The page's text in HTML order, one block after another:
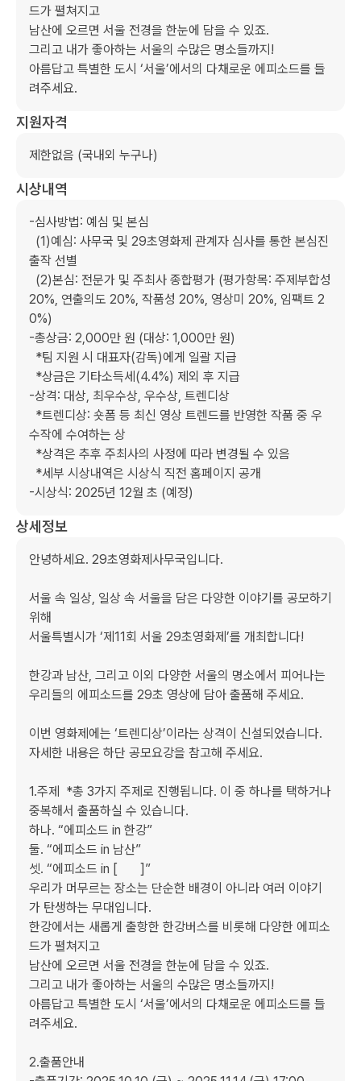
드가 펼쳐지고
남산에 오르면 서울 전경을 한눈에 담을 수 있죠.
그리고 내가 좋아하는 서울의 수많은 명소들까지!
아름답고 특별한 도시 ‘서울’에서의 다채로운 에피소드를 들
려주세요.
지원자격
제한없음 (국내외 누구나)
시상내역
-심사방법: 예심 및 본심
출작 선별
20%, 연출의도 20%, 작품성 20%, 영상미 20%, 임팩트 2
0%)
-총상금: 2,000만 원 (대상: 1,000만 원)
-상격: 대상, 최우수상, 우수상, 트렌디상
수작에 수여하는 상
-시상식: 2025년 12월 초 (예정)
상세정보
안녕하세요. 29초영화제사무국입니다.
서울 속 일상, 일상 속 서울을 담은 다양한 이야기를 공모하기
위해
서울특별시가 ‘제11회 서울 29초영화제’를 개최합니다!
한강과 남산, 그리고 이외 다양한 서울의 명소에서 피어나는
우리들의 에피소드를 29초 영상에 담아 출품해 주세요.
이번 영화제에는 ‘트렌디상’이라는 상격이 신설되었습니다.
자세한 내용은 하단 공모요강을 참고해 주세요.
1.주제  *총 3가지 주제로 진행됩니다. 이 중 하나를 택하거나
중복해서 출품하실 수 있습니다.
하나. “에피소드 in 한강”
둘. “에피소드 in 남산”
셋. “에피소드 in [       ]”
우리가 머무르는 장소는 단순한 배경이 아니라 여러 이야기
가 탄생하는 무대입니다.
한강에서는 새롭게 출항한 한강버스를 비롯해 다양한 에피소
드가 펼쳐지고
남산에 오르면 서울 전경을 한눈에 담을 수 있죠.
그리고 내가 좋아하는 서울의 수많은 명소들까지!
아름답고 특별한 도시 ‘서울’에서의 다채로운 에피소드를 들
려주세요.
2.출품안내